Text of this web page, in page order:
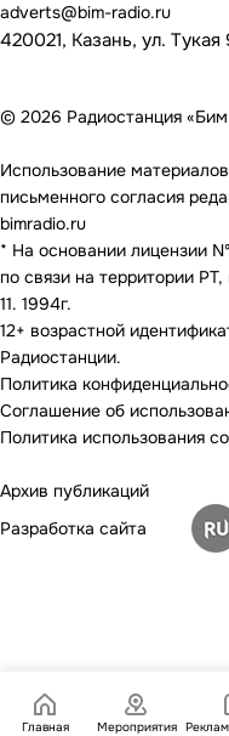
adverts@bim-radio.ru
420021, Казань, ул. Тукая
© 2026 Радиостанция
Использование
письменного согласия
bimradio.ru
* На основании лицензии
по связи на территории
11. 1994г.
12+ возрастной
Радиостанции.
Политика
Соглашение об
Политика использования
Архив публикаций
Разработка сайта
Главная Мероприятия